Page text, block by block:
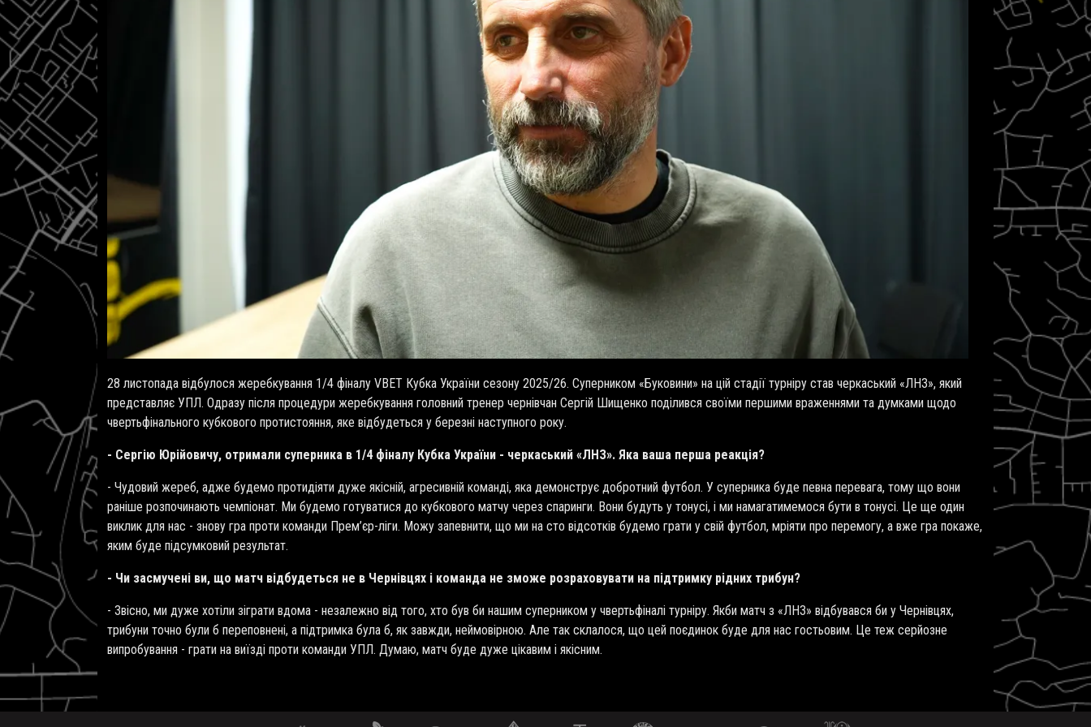
28 листопада відбулося жеребкування 1/4 фіналу VBET Кубка України сезону 2025/26. Суперником «Буковини» на цій стадії турніру став черкаський «ЛНЗ», який
представляє УПЛ. Одразу після процедури жеребкування головний тренер чернівчан Сергій Шищенко поділився своїми першими враженнями та думками щодо
чвертьфінального кубкового протистояння, яке відбудеться у березні наступного року.
- Сергію Юрійовичу, отримали суперника в 1/4 фіналу Кубка України - черкаський «ЛНЗ». Яка ваша перша реакція?
- Чудовий жереб, адже будемо протидіяти дуже якісній, агресивній команді, яка демонструє добротний футбол. У суперника буде певна перевага, тому що вони
раніше розпочинають чемпіонат. Ми будемо готуватися до кубкового матчу через спаринги. Вони будуть у тонусі, і ми намагатимемося бути в тонусі. Це ще один
виклик для нас - знову гра проти команди Прем’єр-ліги. Можу запевнити, що ми на сто відсотків будемо грати у свій футбол, мріяти про перемогу, а вже гра покаже,
яким буде підсумковий результат.
- Чи засмучені ви, що матч відбудеться не в Чернівцях і команда не зможе розраховувати на підтримку рідних трибун?
- Звісно, ми дуже хотіли зіграти вдома - незалежно від того, хто був би нашим суперником у чвертьфіналі турніру. Якби матч з «ЛНЗ» відбувався би у Чернівцях,
трибуни точно були б переповнені, а підтримка була б, як завжди, неймовірною. Але так склалося, що цей поєдинок буде для нас гостьовим. Це теж серйозне
випробування - грати на виїзді проти команди УПЛ. Думаю, матч буде дуже цікавим і якісним.